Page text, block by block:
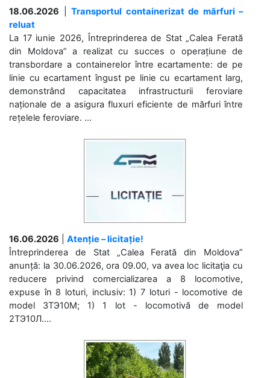
18.06.2026
Transportul containerizat de mărfuri –
reluat
La 17 iunie 2026, Întreprinderea de Stat „Calea Ferată
din Moldova” a realizat cu succes o operațiune de
transbordare a containerelor între ecartamente: de pe
linie cu ecartament îngust pe linie cu ecartament larg,
demonstrând capacitatea infrastructurii feroviare
naționale de a asigura fluxuri eficiente de mărfuri între
rețelele feroviare. ...
16.06.2026
Atenție – licitație!
Întreprinderea de Stat „Calea Ferată din Moldova”
anunță: la 30.06.2026, ora 09.00, va avea loc licitaţia cu
reducere privind comercializarea a 8 locomotive,
expuse în 8 loturi, inclusiv: 1) 7 loturi - locomotive de
model 3ТЭ10М; 1) 1 lot - locomotivă de model
2ТЭ10Л....